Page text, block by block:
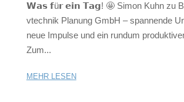
𝗪𝗮𝘀 𝗳ü𝗿 𝗲𝗶𝗻 𝗧𝗮𝗴! 🤩 Simon Kuhn zu
vtechnik Planung GmbH – spannende
neue Impulse und ein rundum
Zum...
MEHR LESEN